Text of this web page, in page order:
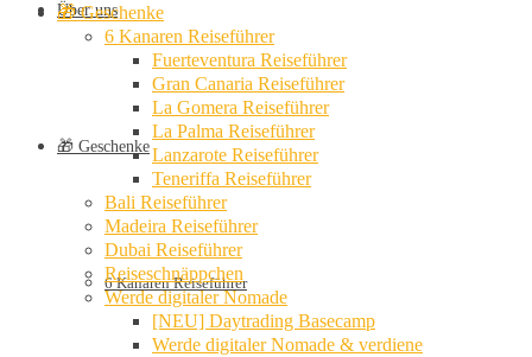
Über uns
🎁 Geschenke
6 Kanaren Reiseführer
🎁 Geschenke
6 Kanaren Reiseführer
Fuerteventura Reiseführer
Gran Canaria Reiseführer
La Gomera Reiseführer
La Palma Reiseführer
Lanzarote Reiseführer
Teneriffa Reiseführer
Bali Reiseführer
Madeira Reiseführer
Dubai Reiseführer
Reiseschnäppchen
Werde digitaler Nomade
[NEU] Daytrading Basecamp
Werde digitaler Nomade & verdiene